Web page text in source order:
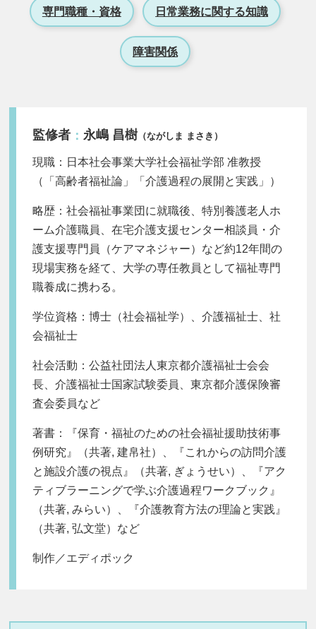
専門職種・資格 日常業務に関する知識
障害関係
監修者： 永嶋 昌樹（ながしま まさき）
現職：日本社会事業大学社会福祉学部 准教授
（「高齢者福祉論」「介護過程の展開と実践」）
略歴：社会福祉事業団に就職後、特別養護老人ホ
ーム介護職員、在宅介護支援センター相談員・介
護支援専門員（ケアマネジャー）など約12年間の
現場実務を経て、大学の専任教員として福祉専門
職養成に携わる。
学位資格：博士（社会福祉学）、介護福祉士、社
会福祉士
社会活動：公益社団法人東京都介護福祉士会会
長、介護福祉士国家試験委員、東京都介護保険審
査会委員など
著書：『保育・福祉のための社会福祉援助技術事
例研究』（共著, 建帛社）、『これからの訪問介護
と施設介護の視点』（共著, ぎょうせい）、『アク
ティブラーニングで学ぶ介護過程ワークブック』
（共著, みらい）、『介護教育方法の理論と実践』
（共著, 弘文堂）など
制作／エディポック